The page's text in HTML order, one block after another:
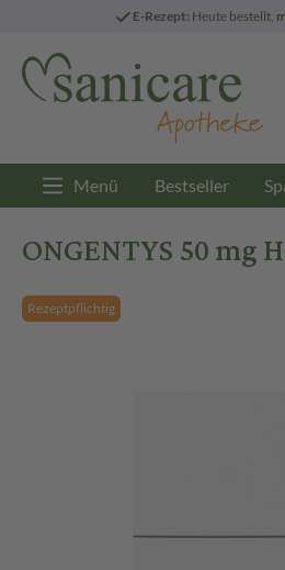
E-Rezept: Heute bestellt,
Menü Bestseller
ONGENTYS 50 mg
Rezeptpflichtig